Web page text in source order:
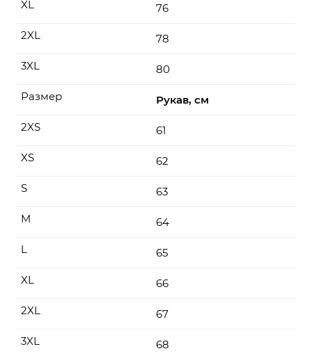
76
XL
78
2XL
80
3XL
Рукав, см
Размер
61
2XS
62
XS
63
S
64
M
65
L
66
XL
67
2XL
68
3XL